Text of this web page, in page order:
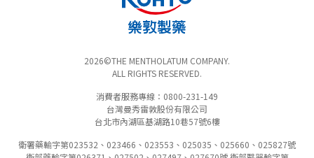
2026©THE MENTHOLATUM COMPANY.
ALL RIGHTS RESERVED.
消費者服務專線：0800-231-149
台灣曼秀雷敦股份有限公司
台北市內湖區基湖路10巷57號6樓
衛署藥輸字第023532、023466、023553、025035、025660、025827號